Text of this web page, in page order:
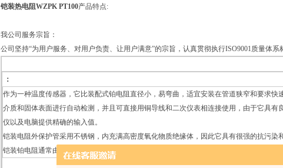
铠装热电阻WZPK PT100产品特点:
我公司服务宗旨：
公司坚持“为用户服务、对用户负责、让用户满意”的宗旨，认真贯彻执行ISO9001质量体
：
作为一种温度传感器，它比装配式铂电阻直径小，易弯曲，适宜安装在管道狭窄和要求
介质和固体表面进行自动检测，并且可直接用铜导线和二次仪表相连接使用，由于它具
仪以及电脑提供精确的输入值。
铠装电阻外保护管采用不锈钢，内充满高密度氧化物质绝缘体，因此它具有很强的抗污染
铠装铂电阻通常由铠装铂热电阻感温元件、安装固定装置和接线装置等主要部件组成。